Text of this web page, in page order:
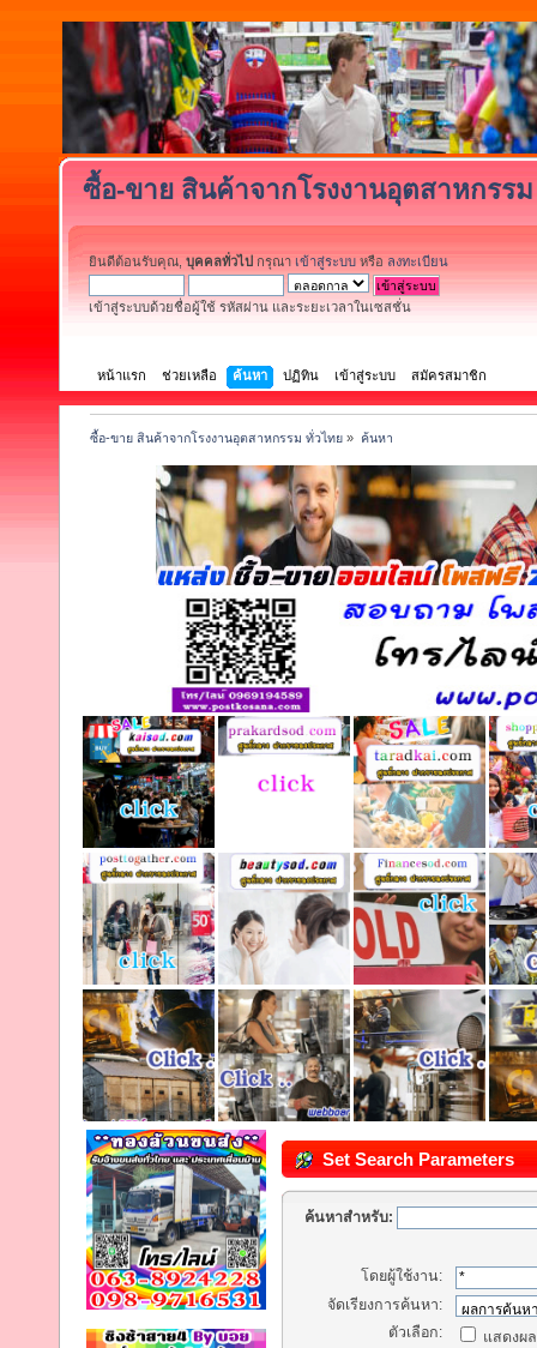
ซื้อ-ขาย สินค้าจากโรงงานอุตสาหกรร
ยินดีต้อนรับคุณ, บุคคลทั่วไป กรุณา เข้าสู่ระบบ หรือ ลงทะเบียน
เข้าสู่ระบบด้วยชื่อผู้ใช้ รหัสผ่าน และระยะเวลาในเซสชั่น
หน้าแรก ช่วยเหลือ ค้นหา ปฏิทิน เข้าสู่ระบบ สมัครสมาชิก
ซื้อ-ขาย สินค้าจากโรงงานอุตสาหกรรม ทั่วไทย » ค้นหา
Set Search Parameters
ค้นหาสำหรับ:
โดยผู้ใช้งาน:
จัดเรียงการค้นหา:
ตัวเลือก:
แสดงผ